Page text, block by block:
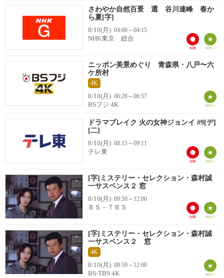
さわやか自然百景 選 谷川連峰 春か
ら夏[字]
8/10(月) 04:00～04:15
NHK東京 総合
ニッポン美景めぐり 青森県・八戸〜六
ケ所村
4K
8/10(月) 06:28～06:57
BSフジ 4K
ドラマブレイク 火の女神ジョンイ #9[デ]
[二]
8/10(月) 08:15～09:11
テレ東
[字]ミステリー・セレクション・森村誠
一サスペンス２ 窓
8/10(月) 09:59～12:00
ＢＳ－ＴＢＳ
[字]ミステリー・セレクション・森村誠
一サスペンス２ 窓
4K
8/10(月) 09:59～12:00
BS-TBS 4K